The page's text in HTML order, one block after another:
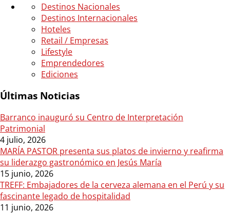
Destinos Nacionales
Destinos Internacionales
Hoteles
Retail / Empresas
Lifestyle
Emprendedores
Ediciones
Últimas Noticias
Barranco inauguró su Centro de Interpretación
Patrimonial
4 julio, 2026
MARÍA PASTOR presenta sus platos de invierno y reafirma
su liderazgo gastronómico en Jesús María
15 junio, 2026
TREFF: Embajadores de la cerveza alemana en el Perú y su
fascinante legado de hospitalidad
11 junio, 2026